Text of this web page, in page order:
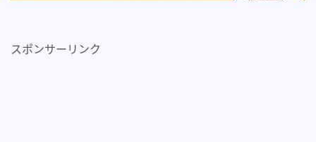
スポンサーリンク